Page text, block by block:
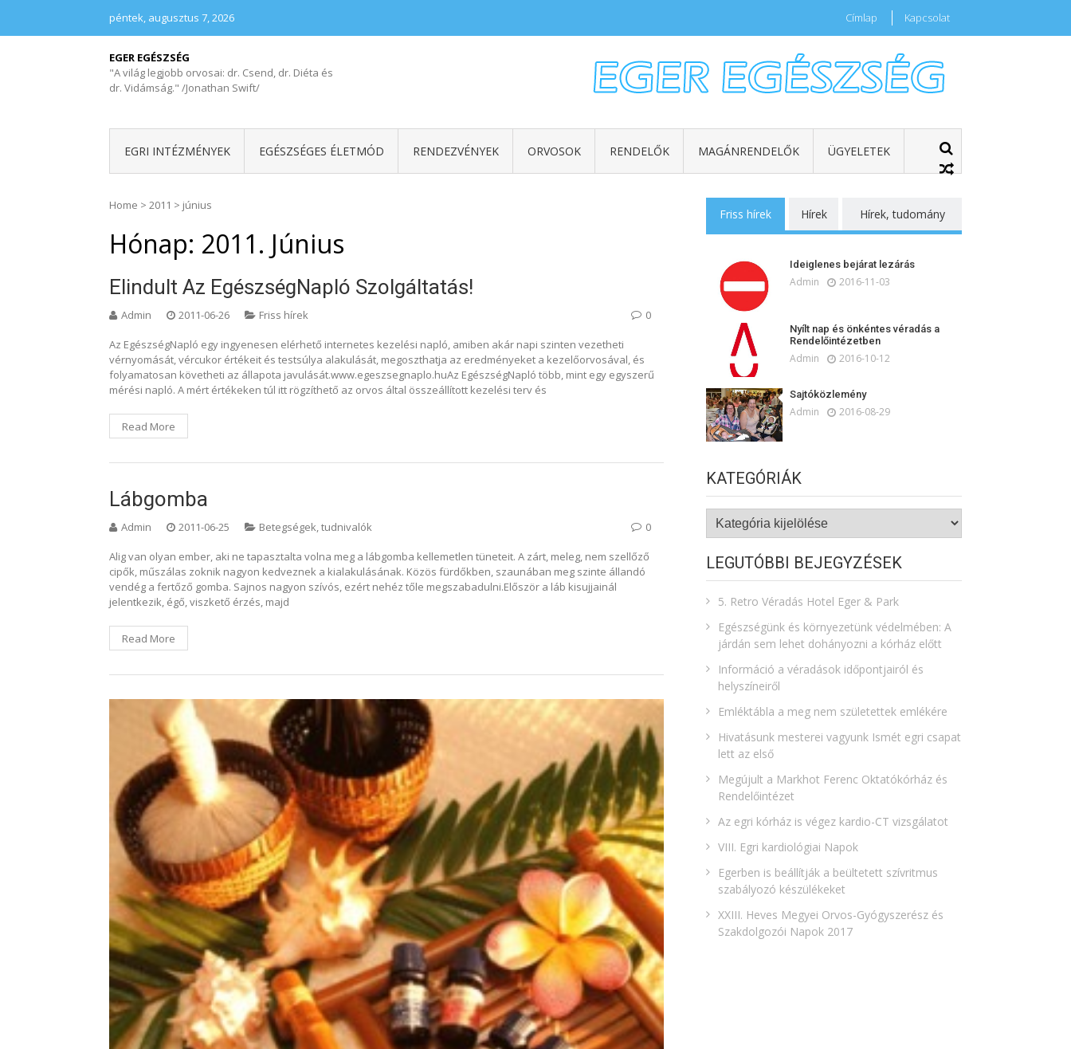
péntek, augusztus 7, 2026 Címlap Kapcsolat
EGER EGÉSZSÉG
"A világ legjobb orvosai: dr. Csend, dr. Diéta és
dr. Vidámság." /Jonathan Swift/
EGRI INTÉZMÉNYEK EGÉSZSÉGES ÉLETMÓD RENDEZVÉNYEK ORVOSOK RENDELŐK MAGÁNRENDELŐK ÜGYELETEK
Home > 2011 > június
Hónap: 2011. Június
Elindult Az EgészségNapló Szolgáltatás!
Admin 2011-06-26 Friss hírek 0
Az EgészségNapló egy ingyenesen elérhető internetes kezelési napló, amiben akár napi szinten vezetheti
vérnyomását, vércukor értékeit és testsúlya alakulását, megoszthatja az eredményeket a kezelőorvosával, és
folyamatosan követheti az állapota javulását.www.egeszsegnaplo.huAz EgészségNapló több, mint egy egyszerű
mérési napló. A mért értékeken túl itt rögzíthető az orvos által összeállított kezelési terv és
Read More
Lábgomba
Admin 2011-06-25 Betegségek, tudnivalók 0
Alig van olyan ember, aki ne tapasztalta volna meg a lábgomba kellemetlen tüneteit. A zárt, meleg, nem szellőző
cipők, műszálas zoknik nagyon kedveznek a kialakulásának. Közös fürdőkben, szaunában meg szinte állandó
vendég a fertőző gomba. Sajnos nagyon szívós, ezért nehéz tőle megszabadulni.Először a láb kisujjainál
jelentkezik, égő, viszkető érzés, majd
Read More
Friss hírek Hírek Hírek, tudomány
Ideiglenes bejárat lezárás
Admin 2016-11-03
Nyílt nap és önkéntes véradás a
Rendelőintézetben
Admin 2016-10-12
Sajtóközlemény
Admin 2016-08-29
KATEGÓRIÁK
Kategóriák
LEGUTÓBBI BEJEGYZÉSEK
5. Retro Véradás Hotel Eger & Park
Egészségünk és környezetünk védelmében: A
járdán sem lehet dohányozni a kórház előtt
Információ a véradások időpontjairól és
helyszíneiről
Emléktábla a meg nem születettek emlékére​
Hivatásunk mesterei vagyunk Ismét egri csapat
lett az első
Megújult a Markhot Ferenc Oktatókórház és
Rendelőintézet
Az egri kórház is végez kardio-CT vizsgálatot
VIII. Egri kardiológiai Napok
Egerben is beállítják a beültetett szívritmus
szabályozó készülékeket
XXIII. Heves Megyei Orvos-Gyógyszerész és
Szakdolgozói Napok 2017